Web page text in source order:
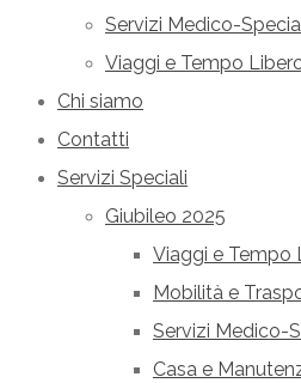
Servizi Medico-
Viaggi e Tempo
Chi siamo
Contatti
Servizi Speciali
Giubileo 2025
Viaggi e Tempo
Mobilità e
Servizi Medico-
Casa e